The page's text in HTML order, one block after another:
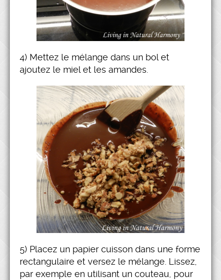
4) Mettez le mélange dans un bol et
ajoutez le miel et les amandes.
5) Placez un papier cuisson dans une forme
rectangulaire et versez le mélange. Lissez,
par exemple en utilisant un couteau, pour